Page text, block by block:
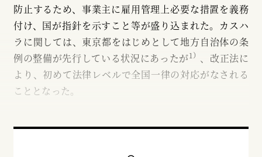
防止するため、事業主に雇用管理上必要な措置を義務
付け、国が指針を示すこと等が盛り込まれた。カスハ
ラに関しては、東京都をはじめとして地方自治体の条
例の整備が先行している状況にあったが1） 、改正法に
より、初めて法律レベルで全国一律の対応がなされる
こととなった。